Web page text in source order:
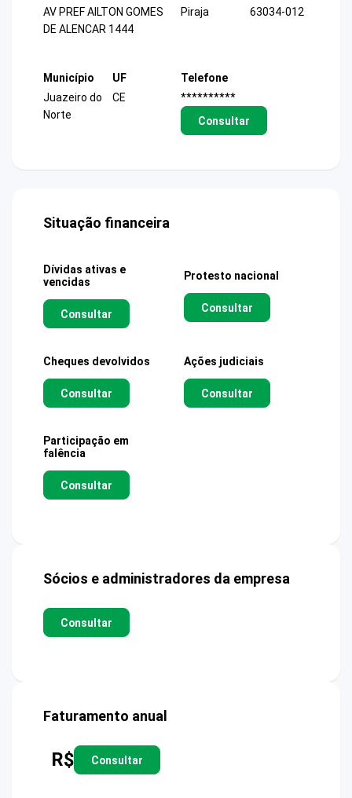
AV PREF AILTON GOMES
DE ALENCAR 1444
Piraja
63034-012
Município
Juazeiro do
Norte
UF
CE
Telefone
**********
Consultar
Situação financeira
Dívidas ativas e
vencidas
Consultar
Protesto nacional
Consultar
Cheques devolvidos
Consultar
Ações judiciais
Consultar
Participação em
falência
Consultar
Sócios e administradores da empresa
Consultar
Faturamento anual
R$ Consultar